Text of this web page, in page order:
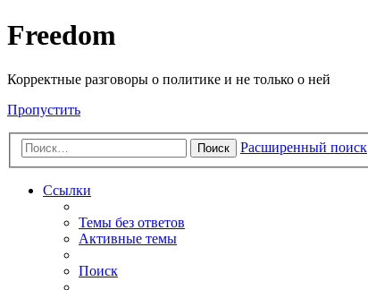
Freedom
Корректные разговоры о политике и не только о ней
Пропустить
Поиск Расширенный поиск
Ссылки
Темы без ответов
Активные темы
Поиск